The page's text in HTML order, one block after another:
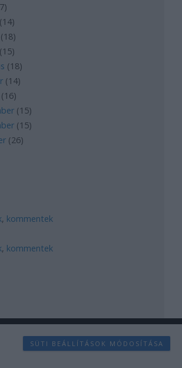
7)
(14)
(18)
(15)
(18)
(14)
(16)
(15)
(15)
(26)
, kommentek
, kommentek
SÜTI BEÁLLÍTÁSOK MÓDOSÍTÁSA